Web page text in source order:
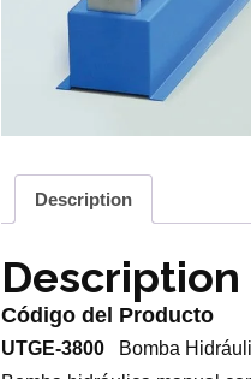
Description
Description
Código del Producto
UTGE-3800 Bomba